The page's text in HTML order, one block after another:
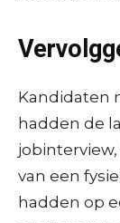
Kandidaten
hadden de
van een
hadden op